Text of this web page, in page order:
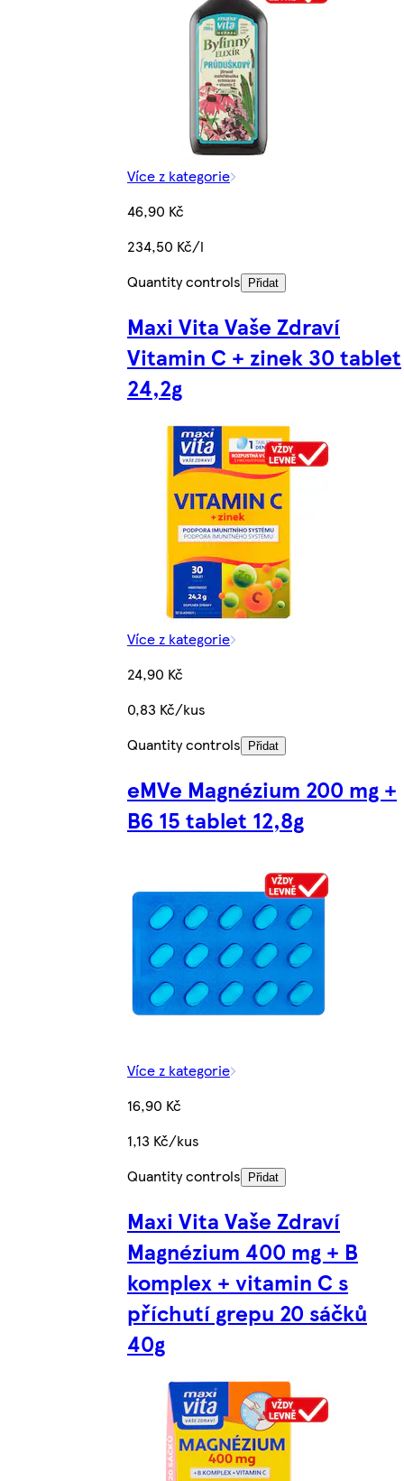
Více z kategorie
46,90 Kč
234,50 Kč/l
Quantity controls
Přidat
Maxi Vita Vaše Zdraví
Vitamin C + zinek 30 tablet
24,2g
Více z kategorie
24,90 Kč
0,83 Kč/kus
Quantity controls
Přidat
eMVe Magnézium 200 mg +
B6 15 tablet 12,8g
Více z kategorie
16,90 Kč
1,13 Kč/kus
Quantity controls
Přidat
Maxi Vita Vaše Zdraví
Magnézium 400 mg + B
komplex + vitamin C s
příchutí grepu 20 sáčků
40g